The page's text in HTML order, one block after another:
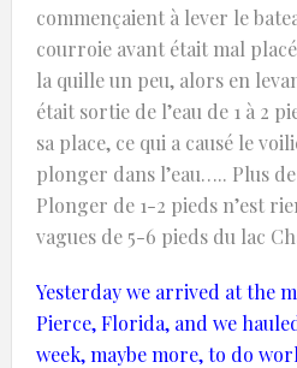
commençaient à lever le
courroie avant était mal
la quille un peu, alors en
était sortie de l’eau de 1 à 2
sa place, ce qui a causé le
plonger dans l’eau….. Plus
Plonger de 1-2 pieds n’est
vagues de 5-6 pieds du lac
Yesterdaywe arrived atthe
Pierce,Florida, and we
week,maybe more,to do